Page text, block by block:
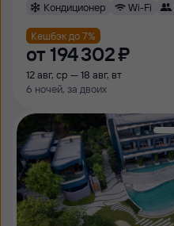
Кондиционер
Wi-Fi
Кешбэк до 7%
от 194 ⁠302 ⁠₽
12 авг, ср — 18 авг, вт
6 ночей, за двоих